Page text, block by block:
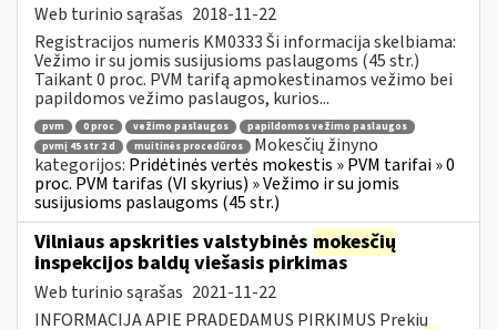
Web turinio sąrašas 2018-11-22
Registracijos numeris KM0333 Ši informacija skelbiama:
Vežimo ir su jomis susijusioms paslaugoms (45 str.)
Taikant 0 proc. PVM tarifą apmokestinamos vežimo bei
papildomos vežimo paslaugos, kurios...
pvm 0 proc vežimo paslaugos
papildomos vežimo paslaugos
pvmį 45 str 2 d
muitinės procedūros
Mokesčių žinyno
kategorijos: Pridėtinės vertės mokestis » PVM tarifai » 0
proc. PVM tarifas (VI skyrius) » Vežimo ir su jomis
susijusioms paslaugoms (45 str.)
Vilniaus apskrities valstybinės mokesčių
inspekcijos baldų viešasis pirkimas
Web turinio sąrašas 2021-11-22
INFORMACIJA APIE PRADEDAMUS PIRKIMUS Prekių